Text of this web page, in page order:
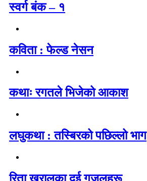
स्वर्ग बंक – १
कविता : फेल्ड नेसन
कथाः रगतले भिजेको आकाश
लघुकथा : तस्बिरको पछिल्लो भाग